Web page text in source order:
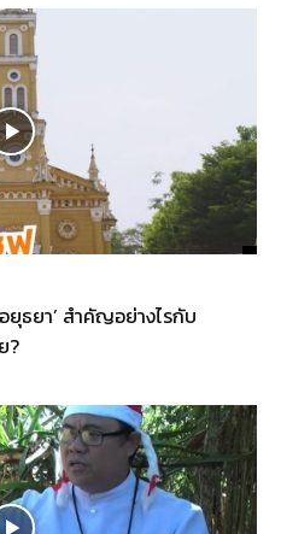
ธยา’ สำคัญอย่างไรกับ
?